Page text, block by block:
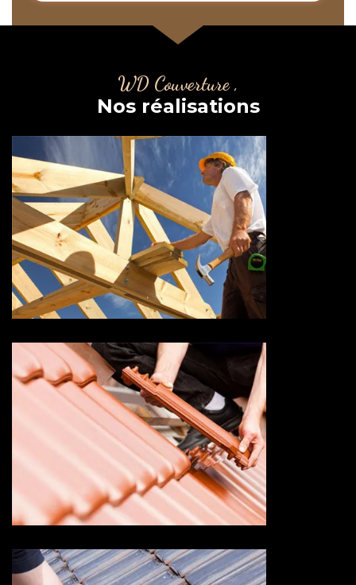
WD Couverture ,
Nos réalisations
Couvreur charpentier 73
Savoie
Devis changement de tuile 73
Savoie